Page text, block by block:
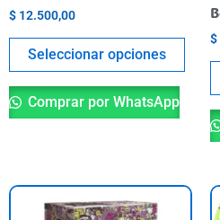
$ 12.500,00
Seleccionar opciones
del
Comprar por WhatsApp
$